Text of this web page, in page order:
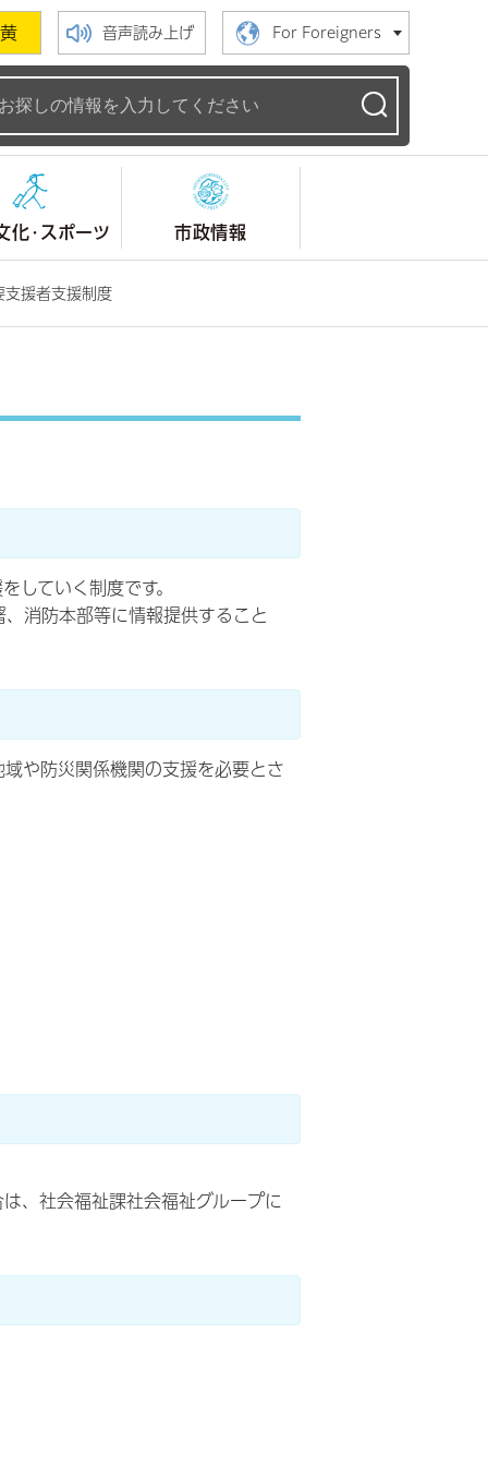
黄 音声読み上げ For Foreigners
化・スポーツ 市政情報
支援者支援制度
していく制度です。
消防本部等に情報提供すること
や防災関係機関の支援を必要とさ
、社会福祉課社会福祉グループに